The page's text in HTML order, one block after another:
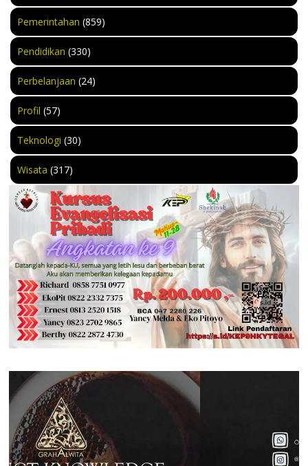
Pemerintahan (859)
Pendidikan (330)
Perbelanjaan (24)
Profil (57)
Teknologi (30)
Wisata (317)